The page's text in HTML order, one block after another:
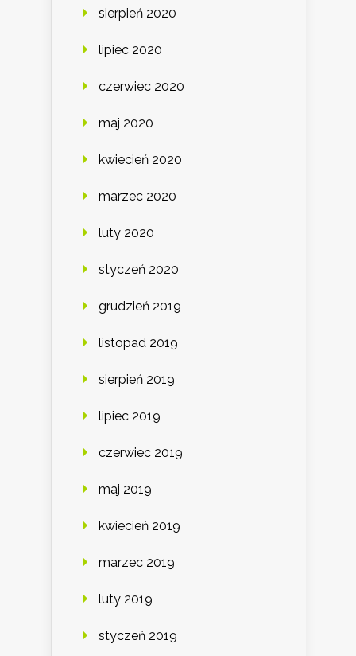
sierpień 2020
lipiec 2020
czerwiec 2020
maj 2020
kwiecień 2020
marzec 2020
luty 2020
styczeń 2020
grudzień 2019
listopad 2019
sierpień 2019
lipiec 2019
czerwiec 2019
maj 2019
kwiecień 2019
marzec 2019
luty 2019
styczeń 2019